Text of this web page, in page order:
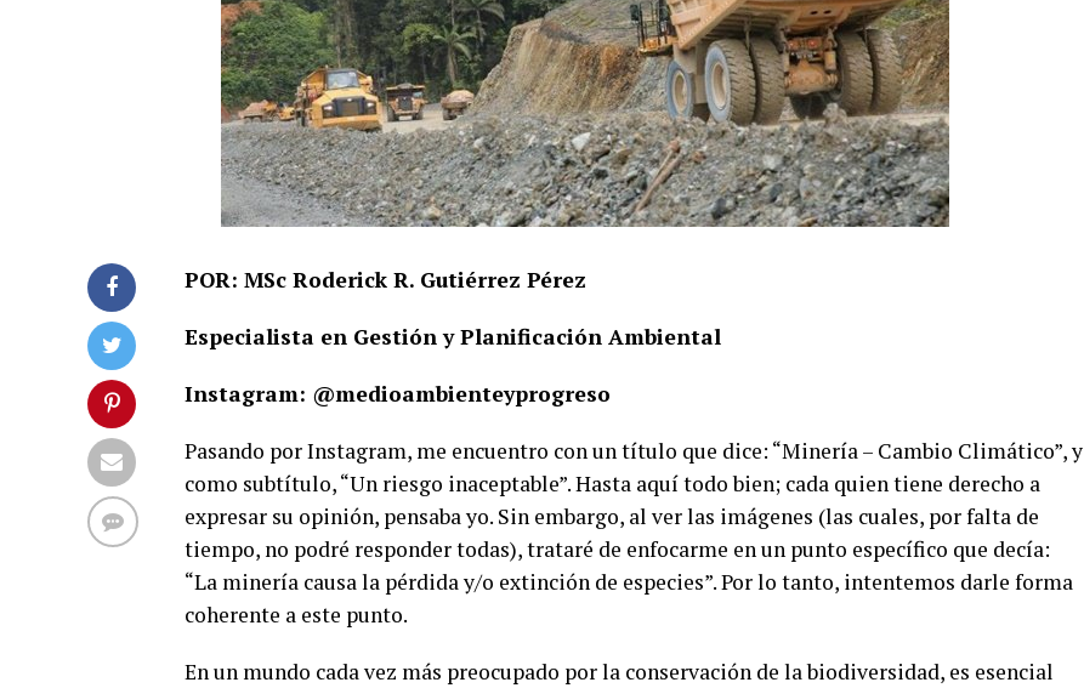
POR: MSc Roderick R. Gutiérrez Pérez
Especialista en Gestión y Planificación Ambiental
Instagram: @medioambienteyprogreso
Pasando por Instagram, me encuentro con un título que dice: “Minería – Cambio Climático”, y
como subtítulo, “Un riesgo inaceptable”. Hasta aquí todo bien; cada quien tiene derecho a
expresar su opinión, pensaba yo. Sin embargo, al ver las imágenes (las cuales, por falta de
tiempo, no podré responder todas), trataré de enfocarme en un punto específico que decía:
“La minería causa la pérdida y/o extinción de especies”. Por lo tanto, intentemos darle forma
coherente a este punto.
En un mundo cada vez más preocupado por la conservación de la biodiversidad, es esencial